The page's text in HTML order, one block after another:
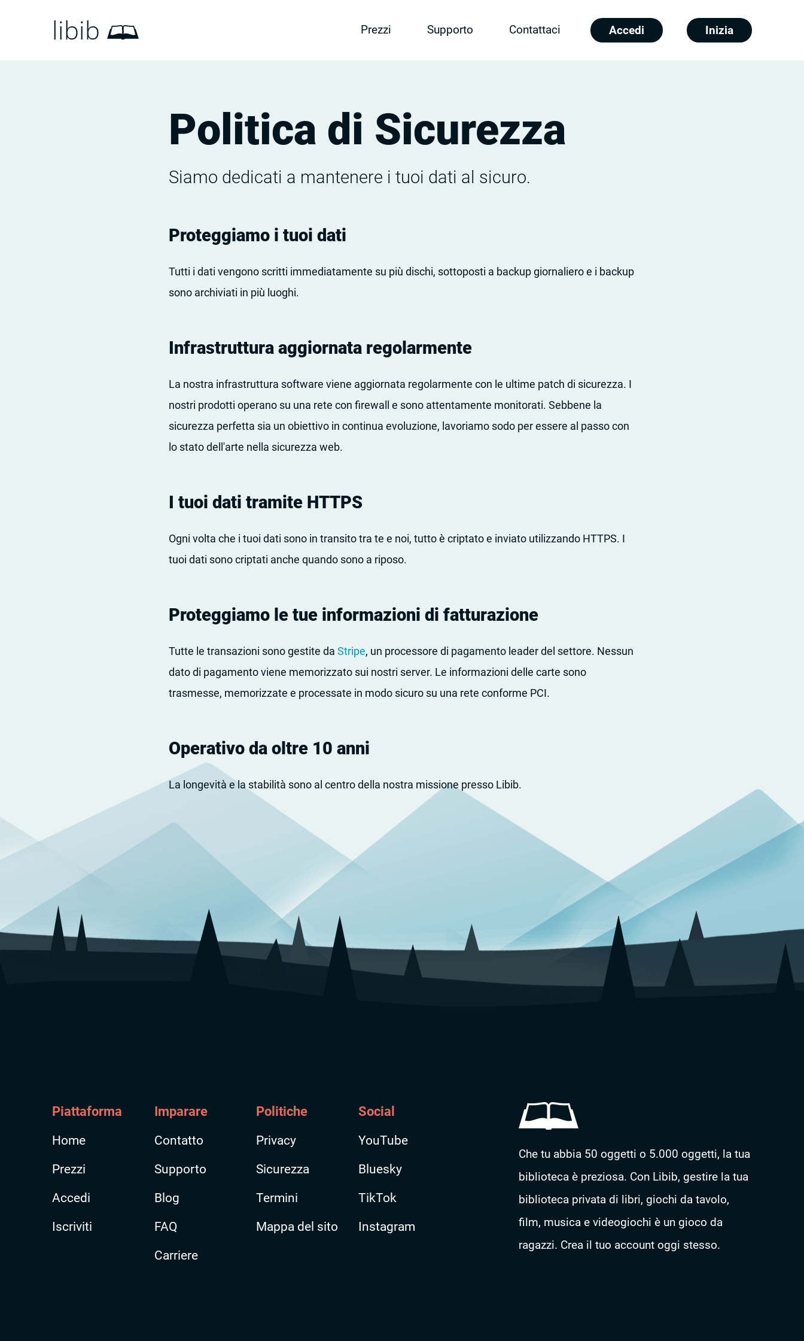
libib Prezzi Supporto Contattaci Accedi Inizia
Politica di Sicurezza
Siamo dedicati a mantenere i tuoi dati al sicuro.
Proteggiamo i tuoi dati
Tutti i dati vengono scritti immediatamente su più dischi, sottoposti a backup giornaliero e i backup
sono archiviati in più luoghi.
Infrastruttura aggiornata regolarmente
La nostra infrastruttura software viene aggiornata regolarmente con le ultime patch di sicurezza. I
nostri prodotti operano su una rete con firewall e sono attentamente monitorati. Sebbene la
sicurezza perfetta sia un obiettivo in continua evoluzione, lavoriamo sodo per essere al passo con
lo stato dell'arte nella sicurezza web.
I tuoi dati tramite HTTPS
Ogni volta che i tuoi dati sono in transito tra te e noi, tutto è criptato e inviato utilizzando HTTPS. I
tuoi dati sono criptati anche quando sono a riposo.
Proteggiamo le tue informazioni di fatturazione
Tutte le transazioni sono gestite da Stripe, un processore di pagamento leader del settore. Nessun
dato di pagamento viene memorizzato sui nostri server. Le informazioni delle carte sono
trasmesse, memorizzate e processate in modo sicuro su una rete conforme PCI.
Operativo da oltre 10 anni
La longevità e la stabilità sono al centro della nostra missione presso Libib.
Piattaforma
Home
Prezzi
Accedi
Iscriviti
Imparare
Contatto
Supporto
Blog
FAQ
Carriere
Politiche
Privacy
Sicurezza
Termini
Mappa del sito
Social
YouTube
Bluesky
TikTok
Instagram
Che tu abbia 50 oggetti o 5.000 oggetti, la tua
biblioteca è preziosa. Con Libib, gestire la tua
biblioteca privata di libri, giochi da tavolo,
film, musica e videogiochi è un gioco da
ragazzi. Crea il tuo account oggi stesso.